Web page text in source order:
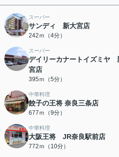
スーパー
サンディ 新大宮店
242ｍ（4分）
スーパー
デイリーカナートイズミヤ
宮店
395ｍ（5分）
中華料理
餃子の王将 奈良三条店
677ｍ（9分）
中華料理
大阪王将 JR奈良駅前店
772ｍ（10分）